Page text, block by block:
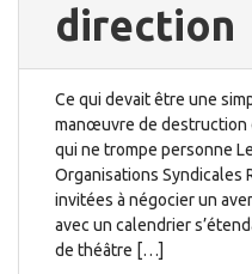
direction
Ce qui devait être une
manœuvre de destruction
qui ne trompe personne
Organisations Syndicales
invitées à négocier un
avec un calendrier
de théâtre […]